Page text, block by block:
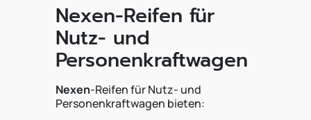
Nexen-Reifen für
Nutz- und
Personenkraftwagen
Nexen-Reifen für Nutz- und
Personenkraftwagen bieten: